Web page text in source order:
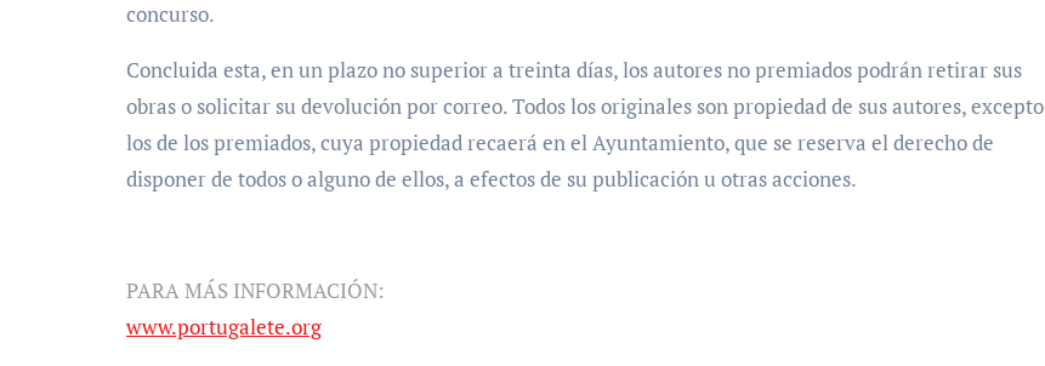
concurso.
Concluida esta, en un plazo no superior a treinta días, los autores no premiados podrán retirar sus
obras o solicitar su devolución por correo. Todos los originales son propiedad de sus autores, excepto
los de los premiados, cuya propiedad recaerá en el Ayuntamiento, que se reserva el derecho de
disponer de todos o alguno de ellos, a efectos de su publicación u otras acciones.
PARA MÁS INFORMACIÓN:
www.portugalete.org